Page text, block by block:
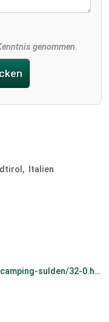
genommen.
Italien
sulden/32-0.html